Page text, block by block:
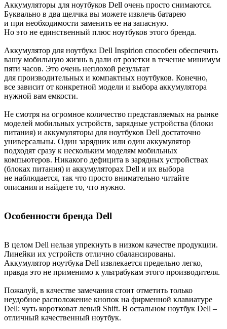
Аккумуляторы для ноутбуков Dell очень просто снимаются.
Буквально в два щелчка вы можете извлечь батарею
и при необходимости заменить ее на запасную.
Но это не единственный плюс ноутбуков этого бренда.
Аккумулятор для ноутбука Dell Inspirion способен обеспечить
вашу мобильную жизнь в дали от розетки в течение минимум
пяти часов. Это очень неплохой результат
для производительных и компактных ноутбуков. Конечно,
все зависит от конкретной модели и выбора аккумулятора
нужной вам емкости.
Не смотря на огромное количество представляемых на рынке
моделей мобильных устройств, зарядные устройства (блоки
питания) и аккумуляторы для ноутбуков Dell достаточно
универсальны. Один зарядник или один аккумулятор
подходят сразу к нескольким моделям мобильных
компьютеров. Никакого дефицита в зарядных устройствах
(блоках питания) и аккумуляторах Dell и их выбора
не наблюдается, так что просто внимательно читайте
описания и найдете то, что нужно.
Особенности бренда Dell
В целом Dell нельзя упрекнуть в низком качестве продукции.
Линейки их устройств отлично сбалансированы.
Аккумулятор ноутбука Dell извлекается предельно легко,
правда это не применимо к ультрабукам этого производителя.
Пожалуй, в качестве замечания стоит отметить только
неудобное расположение кнопок на фирменной клавиатуре
Dell: чуть коротковат левый Shift. В остальном ноутбук Dell –
отличный качественный ноутбук.